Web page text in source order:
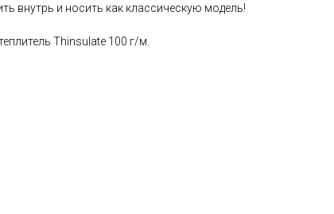
внутрь и носить как классическую модель!
Thinsulate 100 г/м.